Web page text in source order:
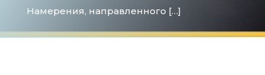
Намерения, направленного […]